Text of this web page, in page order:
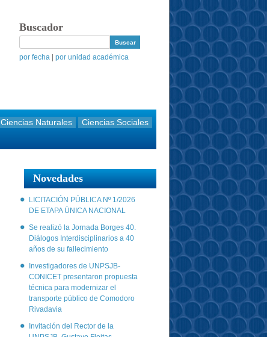
Buscador
por fecha por unidad académica
Ciencias Naturales
Ciencias Sociales
Novedades
LICITACIÓN PÚBLICA Nº 1/2026
DE ETAPA ÚNICA NACIONAL
Se realizó la Jornada Borges 40.
Diálogos Interdisciplinarios a 40
años de su fallecimiento
Investigadores de UNPSJB-
CONICET presentaron propuesta
técnica para modernizar el
transporte público de Comodoro
Rivadavia
Invitación del Rector de la